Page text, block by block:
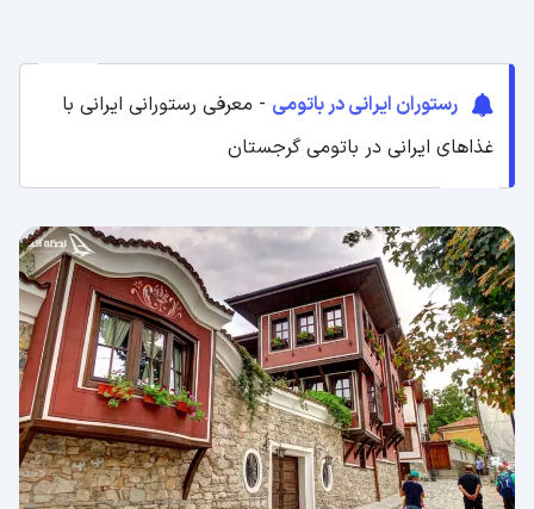
رستوران ایرانی در باتومی - معرفی رستورانی ایرانی با
غذاهای ایرانی در باتومی گرجستان